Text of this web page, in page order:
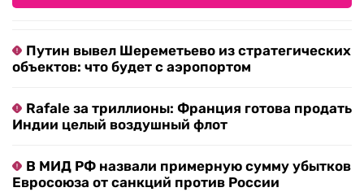
Путин вывел Шереметьево из стратегических
объектов: что будет с аэропортом
Rafale за триллионы: Франция готова продать
Индии целый воздушный флот
В МИД РФ назвали примерную сумму убытков
Евросоюза от санкций против России